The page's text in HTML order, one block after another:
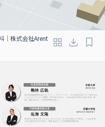
｜株式会社Arent